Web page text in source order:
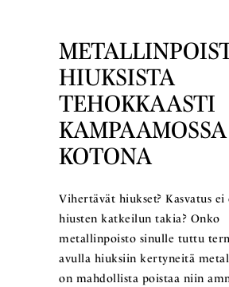
HIUKSISTA
TEHOKKAASTI
KOTONA
Vihertävät hiukset? Kasvatus ei
hiusten katkeilun takia? Onko
metallinpoisto sinulle tuttu
avulla hiuksiin kertyneitä
on mahdollista poistaa niin